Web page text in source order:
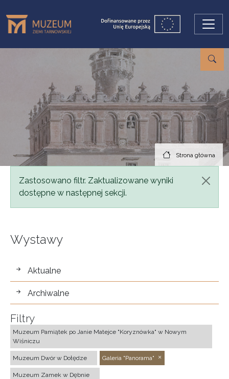
Strona główna
Komunikat
Zastosowano filtr. Zaktualizowane wyniki
dostępne w następnej sekcji.
Wystawy
wystawy
Aktualne
Archiwalne
Filtry
Muzeum Pamiątek po Janie Matejce "Koryznówka" w Nowym
Wiśniczu
Muzeum Dwór w Dołędze Galeria "Panorama"
Muzeum Zamek w Dębnie